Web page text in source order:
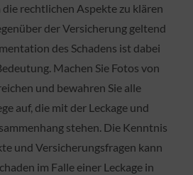
die rechtlichen Aspekte zu klären
der Versicherung geltend
des Schadens ist dabei
Machen Sie Fotos von
und bewahren Sie alle
auf, die mit der Leckage und
stehen. Die Kenntnis
und Versicherungsfragen kann
im Falle einer Leckage in